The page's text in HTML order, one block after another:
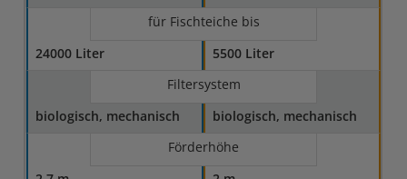
für Fischteiche bis
24000 Liter
5500 Liter
Filtersystem
biologisch, mechanisch
biologisch, mechanisch
Förderhöhe